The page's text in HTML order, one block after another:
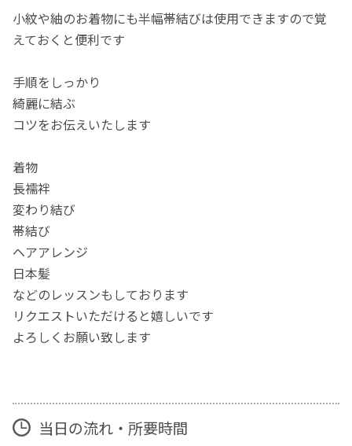
小紋や紬のお着物にも半幅帯結びは使用できますので覚
えておくと便利です
手順をしっかり
綺麗に結ぶ
コツをお伝えいたします
着物
長襦袢
変わり結び
帯結び
ヘアアレンジ
日本髪
などのレッスンもしております
リクエストいただけると嬉しいです
よろしくお願い致します
当日の流れ・所要時間